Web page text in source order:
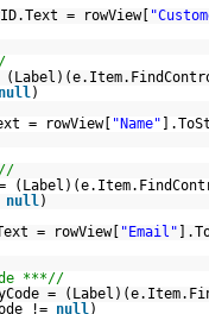
= rowView[
null)
= rowView[ "Name"
null)
= rowView[ "Email"
***//
=
!= null)